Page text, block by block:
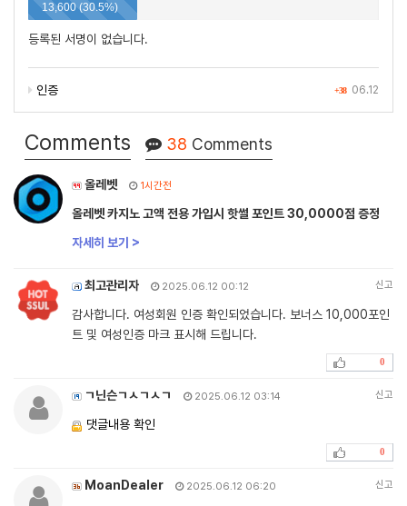
13,600 (30.5%)
등록된 서명이 없습니다.
+38 06.12
인증
Comments 38 Comments
올레벳 1시간전
올레벳 카지노 고액 전용 가입시 핫썰 포인트 30,0000점 증정
자세히 보기 >
최고관리자 2025.06.12 00:12 신고
감사합니다. 여성회원 인증 확인되었습니다. 보너스 10,000포인
트 및 여성인증 마크 표시해 드립니다.
0
ㄱ닌슨ㄱㅅㄱㅅㄱ 2025.06.12 03:14 신고
댓글내용 확인
0
MoanDealer 2025.06.12 06:20 신고